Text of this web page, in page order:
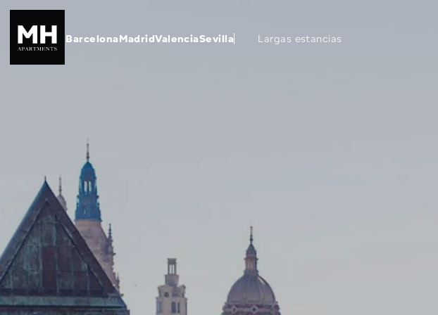
BarcelonaMadridValenciaSevilla Largas estancias